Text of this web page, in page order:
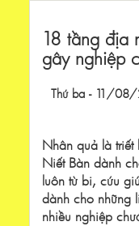
18 tầng địa
gây nghiệp
Thứ ba - 11/
Nhân quả là
Niết Bàn dành
luôn từ bi, cứu
dành cho những
nhiều nghiệp